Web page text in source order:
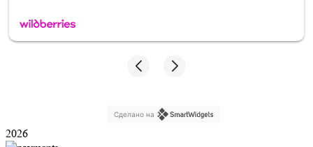
Сделано на
2026